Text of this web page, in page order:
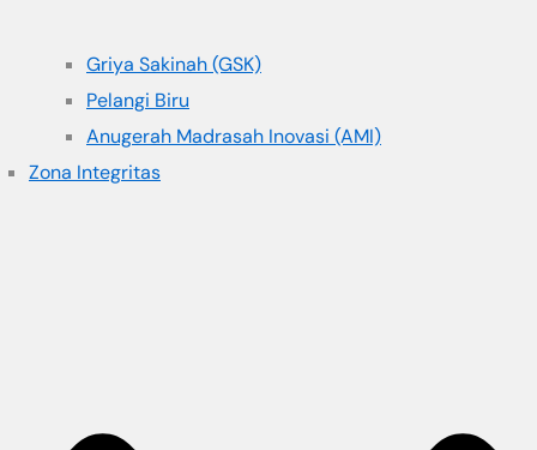
Griya Sakinah (GSK)
Pelangi Biru
Anugerah Madrasah Inovasi (AMI)
Zona Integritas